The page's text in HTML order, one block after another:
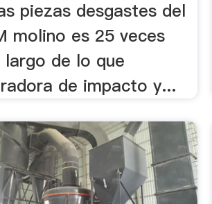
piezas desgastes del
molino es 25 veces
largo de lo que
de impacto y...